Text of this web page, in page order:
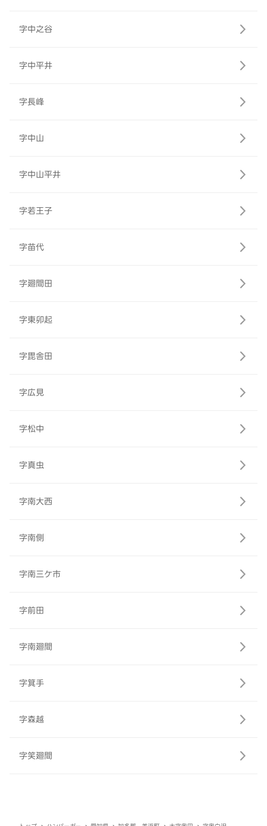
字中之谷
字中平井
字長峰
字中山
字中山平井
字若王子
字苗代
字廻間田
字東卯起
字毘舎田
字広見
字松中
字真虫
字南大西
字南側
字南三ケ市
字前田
字南廻間
字箕手
字森越
字笑廻間